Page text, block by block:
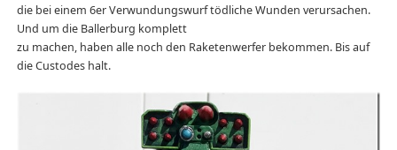
die bei einem 6er Verwundungswurf tödliche Wunden verursachen.
Und um die Ballerburg komplett
zu machen, haben alle noch den Raketenwerfer bekommen. Bis auf
die Custodes halt.